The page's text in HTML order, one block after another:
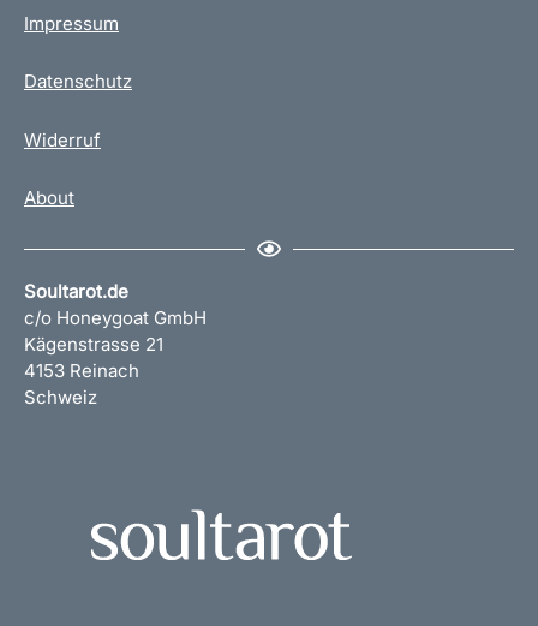
Impressum
Datenschutz
Widerruf
About
Soultarot.de
c/o Honeygoat GmbH
Kägenstrasse 21
4153 Reinach
Schweiz